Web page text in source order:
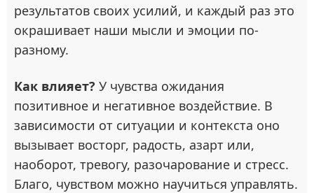
результатов своих усилий, и каждый раз это
окрашивает наши мысли и эмоции по-
разному.
Как влияет? У чувства ожидания
позитивное и негативное воздействие. В
зависимости от ситуации и контекста оно
вызывает восторг, радость, азарт или,
наоборот, тревогу, разочарование и стресс.
Благо, чувством можно научиться управлять.